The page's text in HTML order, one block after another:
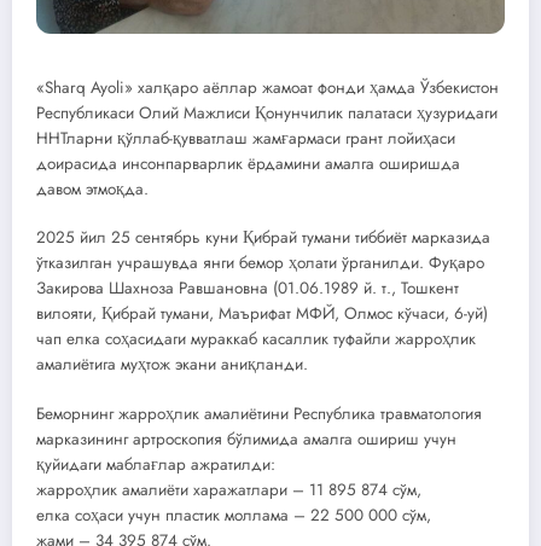
«Sharq Ayoli» халқаро аёллар жамоат фонди ҳамда Ўзбекистон
Республикаси Олий Мажлиси Қонунчилик палатаси ҳузуридаги
ННТларни қўллаб-қувватлаш жамғармаси грант лойиҳаси
доирасида инсонпарварлик ёрдамини амалга оширишда
давом этмоқда.
2025 йил 25 сентябрь куни Қибрай тумани тиббиёт марказида
ўтказилган учрашувда янги бемор ҳолати ўрганилди. Фуқаро
Закирова Шахноза Равшановна (01.06.1989 й. т., Тошкент
вилояти, Қибрай тумани, Маърифат МФЙ, Олмос кўчаси, 6-уй)
чап елка соҳасидаги мураккаб касаллик туфайли жарроҳлик
амалиётига муҳтож экани аниқланди.
Беморнинг жарроҳлик амалиётини Республика травматология
марказининг артроскопия бўлимида амалга ошириш учун
қуйидаги маблағлар ажратилди:
жарроҳлик амалиёти харажатлари – 11 895 874 сўм,
елка соҳаси учун пластик моллама – 22 500 000 сўм,
жами – 34 395 874 сўм.